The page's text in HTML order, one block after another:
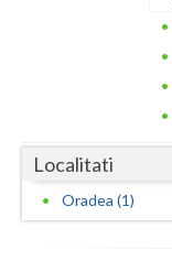
Galati
Giurgiu
Localitati
Oradea (1)